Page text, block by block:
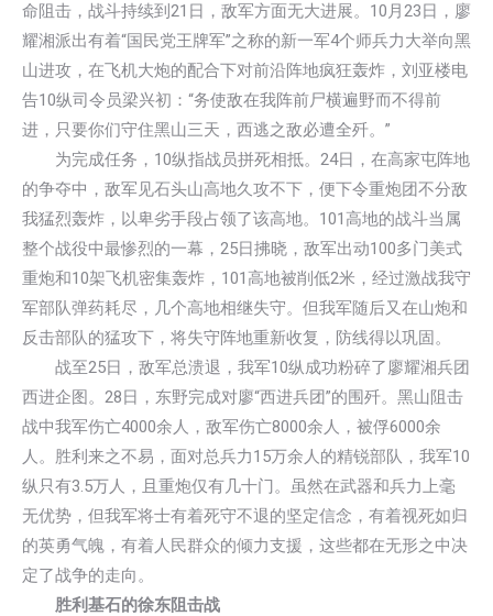
命阻击，战斗持续到21日，敌军方面无大进展。10月23日，廖
耀湘派出有着“国民党王牌军”之称的新一军4个师兵力大举向黑
山进攻，在飞机大炮的配合下对前沿阵地疯狂轰炸，刘亚楼电
告10纵司令员梁兴初：“务使敌在我阵前尸横遍野而不得前
进，只要你们守住黑山三天，西逃之敌必遭全歼。”
为完成任务，10纵指战员拼死相抵。24日，在高家屯阵地
的争夺中，敌军见石头山高地久攻不下，便下令重炮团不分敌
我猛烈轰炸，以卑劣手段占领了该高地。101高地的战斗当属
整个战役中最惨烈的一幕，25日拂晓，敌军出动100多门美式
重炮和10架飞机密集轰炸，101高地被削低2米，经过激战我守
军部队弹药耗尽，几个高地相继失守。但我军随后又在山炮和
反击部队的猛攻下，将失守阵地重新收复，防线得以巩固。
战至25日，敌军总溃退，我军10纵成功粉碎了廖耀湘兵团
西进企图。28日，东野完成对廖“西进兵团”的围歼。黑山阻击
战中我军伤亡4000余人，敌军伤亡8000余人，被俘6000余
人。胜利来之不易，面对总兵力15万余人的精锐部队，我军10
纵只有3.5万人，且重炮仅有几十门。虽然在武器和兵力上毫
无优势，但我军将士有着死守不退的坚定信念，有着视死如归
的英勇气魄，有着人民群众的倾力支援，这些都在无形之中决
定了战争的走向。
胜利基石的徐东阻击战